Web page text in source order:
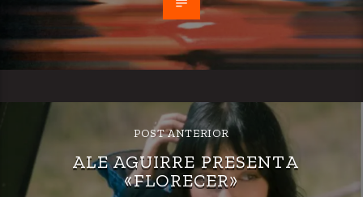
POST ANTERIOR
ALE AGUIRRE PRESENTA
«FLORECER»